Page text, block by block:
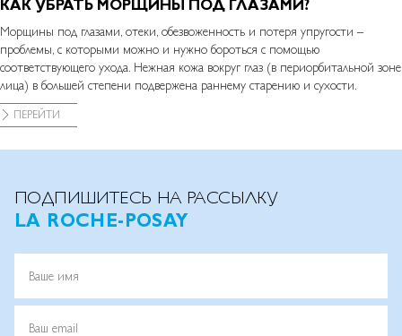
КАК УБРАТЬ МОРЩИНЫ ПОД ГЛАЗАМИ?
Морщины под глазами, отеки, обезвоженность и потеря упругости –
проблемы, с которыми можно и нужно бороться с помощью
соответствующего ухода. Нежная кожа вокруг глаз (в периорбитальной зоне
лица) в большей степени подвержена раннему старению и сухости.
ПЕРЕЙТИ
ПОДПИШИТЕСЬ НА РАССЫЛКУ
LA ROCHE-POSAY
Ваше имя
Ваш email